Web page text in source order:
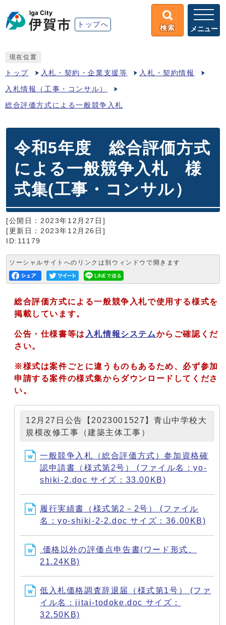
トップへ 検索 メニュー
現在位置
トップ 入札・契約・企業支援等 入札・契約情報
入札情報（工事・コンサル）
総合評価方式による一般競争入札
令和5年度 総合評価方式
による一般競争入札 様
式集(工事・コンサル）
[公開日：2023年12月27日]
[更新日：2023年12月26日]
ID:11179
ソーシャルサイトへのリンクは別ウィンドウで開きます
総合評価方式による一般競争入札で使用する様式を
掲載しています。
公告・仕様書等は 入札情報システムからご確認くだ
さい。
※様式は案件ごとに違うものもあるため、必ず参加
申請する案件の様式集からダウンロードしてくださ
い。
12月27日公告【2023001527】青山中学校大
規模改修工事（建築主体工事）
一般競争入札（総合評価方式）参加資格確
認申請書（様式第2号） (ファイル名：yo-
shiki-2.doc サイズ：33.00KB)
履行実績書（様式第2－2号） (ファイル
名：yo-shiki-2-2.doc サイズ：36.00KB)
価格以外の評価点申告書(ワード形式、
21.24KB)
低入札価格調査辞退届（様式第1号） (ファ
イル名：jitai-todoke.doc サイズ：
32.50KB)